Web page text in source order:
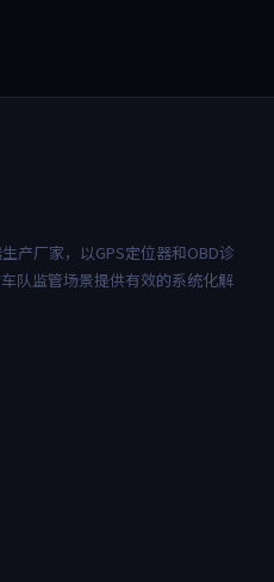
产厂家，以GPS定位器和OBD诊
队监管场景提供有效的系统化解